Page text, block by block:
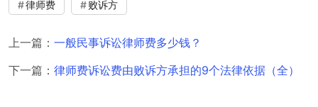
律师费 败诉方
上一篇： 一般民事诉讼律师费多少钱？
下一篇： 律师费诉讼费由败诉方承担的9个法律依据（全）